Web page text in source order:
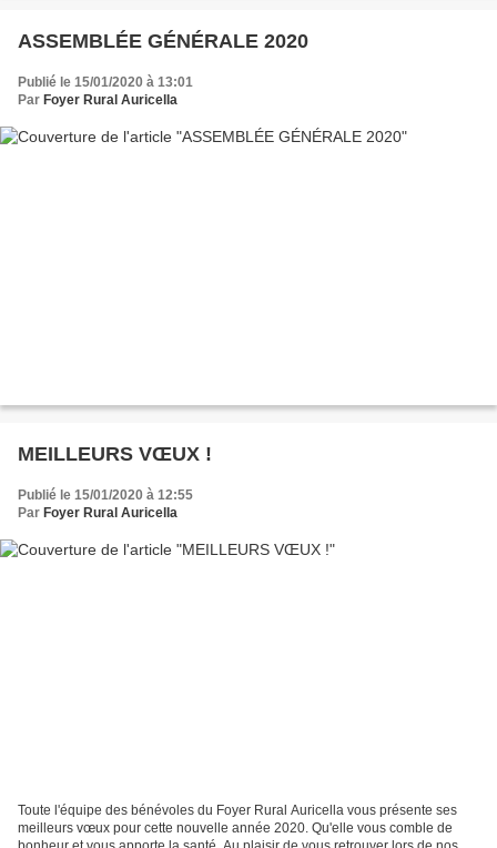
ASSEMBLÉE GÉNÉRALE 2020
Publié le 15/01/2020 à 13:01
Par Foyer Rural Auricella
MEILLEURS VŒUX !
Publié le 15/01/2020 à 12:55
Par Foyer Rural Auricella
Toute l'équipe des bénévoles du Foyer Rural Auricella vous présente ses
meilleurs vœux pour cette nouvelle année 2020. Qu'elle vous comble de